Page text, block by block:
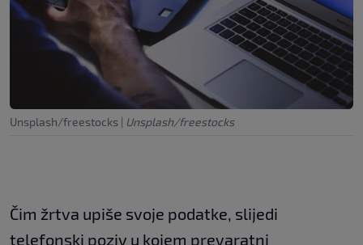
Unsplash/freestocks | Unsplash/freestocks
Čim žrtva upiše svoje podatke, slijedi
telefonski poziv u kojem prevaratni